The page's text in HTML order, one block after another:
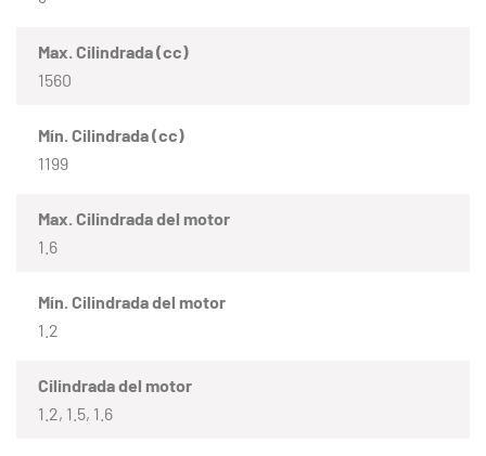
Max. Cilindrada (cc)
1560
Mín. Cilindrada (cc)
1199
Max. Cilindrada del motor
1.6
Mín. Cilindrada del motor
1.2
Cilindrada del motor
1.2, 1.5, 1.6